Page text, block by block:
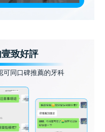
致好評
可同口碑推薦的牙科